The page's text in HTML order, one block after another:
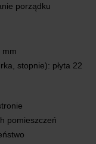
porządku
mm
stopnie): płyta 22
pomieszczeń